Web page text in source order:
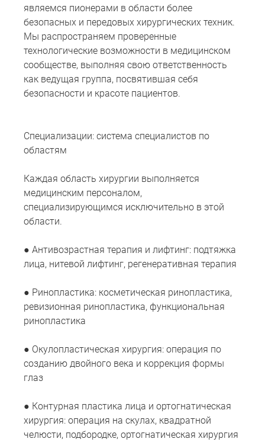
являемся пионерами в области более
безопасных и передовых хирургических техник.
Мы распространяем проверенные
технологические возможности в медицинском
сообществе, выполняя свою ответственность
как ведущая группа, посвятившая себя
безопасности и красоте пациентов.
Специализации: система специалистов по
областям
Каждая область хирургии выполняется
медицинским персоналом,
специализирующимся исключительно в этой
области.
● Антивозрастная терапия и лифтинг: подтяжка
лица, нитевой лифтинг, регенеративная терапия
● Ринопластика: косметическая ринопластика,
ревизионная ринопластика, функциональная
ринопластика
● Окулопластическая хирургия: операция по
созданию двойного века и коррекция формы
глаз
● Контурная пластика лица и ортогнатическая
хирургия: операция на скулах, квадратной
челюсти, подбородке, ортогнатическая хирургия